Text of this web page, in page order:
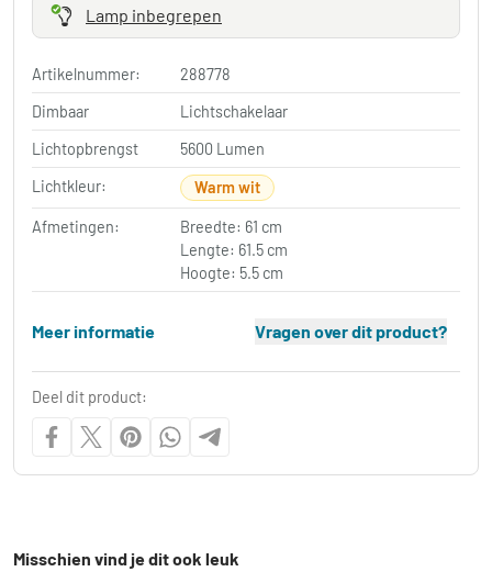
Lamp inbegrepen
Artikelnummer:
288778
Dimbaar
Lichtschakelaar
Lichtopbrengst
5600 Lumen
Lichtkleur:
Warm wit
Afmetingen:
Breedte: 61 cm
Lengte: 61.5 cm
Hoogte: 5.5 cm
Meer informatie Vragen over dit product?
Deel dit product:
Misschien vind je dit ook leuk